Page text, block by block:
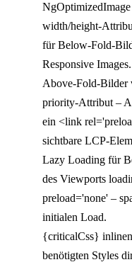
width/height-
für Below-Fold-
Responsive Images.
Above-Fold-Bilder
priority-Attribut –
ein <link
sichtbare LCP-
Lazy Loading für
des Viewports
preload='none' –
initialen Load.
{criticalCss}
benötigten Styles